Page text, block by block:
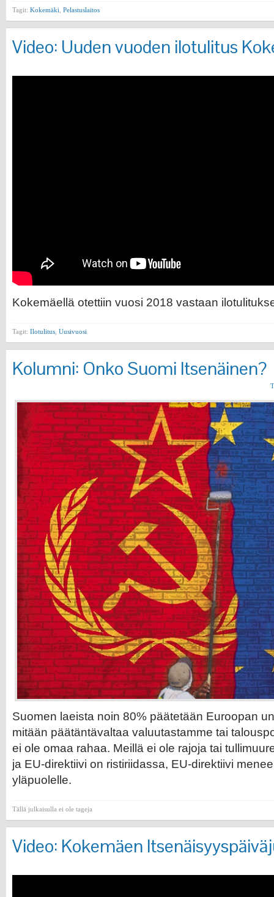
Tagit: Kokemäki, Pelastuslaitos
Video: Uuden vuoden ilotulitus
Kokemäellä otettiin vuosi 2018 vastaan
Tagit: Ilotulitus, Uusivuosi
Kolumni: Onko Suomi Itsenäinen?
Suomen laeista noin 80% päätetään Euroopan
mitään päätäntävaltaa valuutastamme tai
ei ole omaa rahaa. Meillä ei ole rajoja tai
ja EU-direktiivi on ristiriidassa, EU-direktiivi
yläpuolelle.
Tällä julkaisulla ei ole tageja
Video: Kokemäen